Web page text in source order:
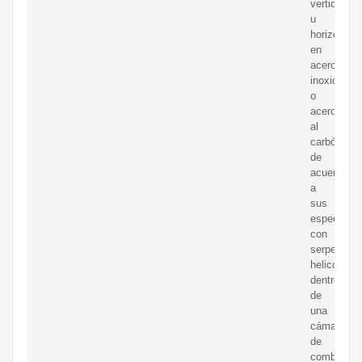
vertical
u
horizontal,
en
acero
inoxidable
o
acero
al
carbón
de
acuerdo
a
sus
con
dentro
de
una
cámara
de